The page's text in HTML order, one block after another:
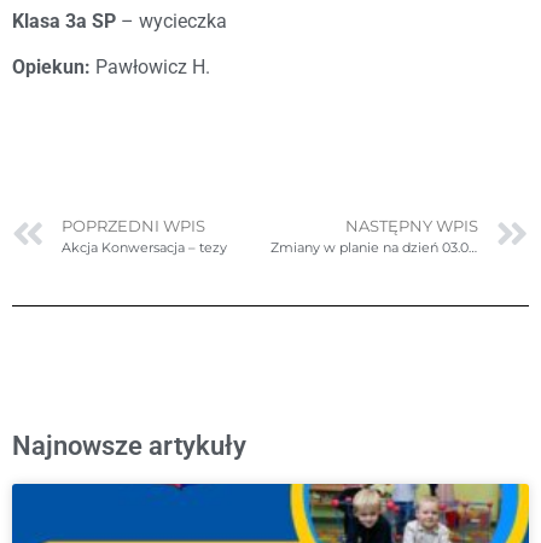
Klasa 3a SP – wycieczka
Opiekun: Pawłowicz H.
POPRZEDNI WPIS
Akcja Konwersacja – tezy
NASTĘPNY WPIS
Zmiany w planie na dzień 03.03.2026r. (wtorek)
Najnowsze artykuły